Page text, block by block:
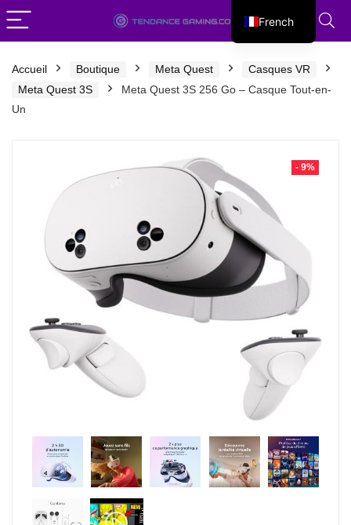
Accueil Boutique Meta Quest
Casques VR
Meta Quest 3S
Meta Quest 3S 256 Go – Casque Tout-en-
Un
- 9%
French
English